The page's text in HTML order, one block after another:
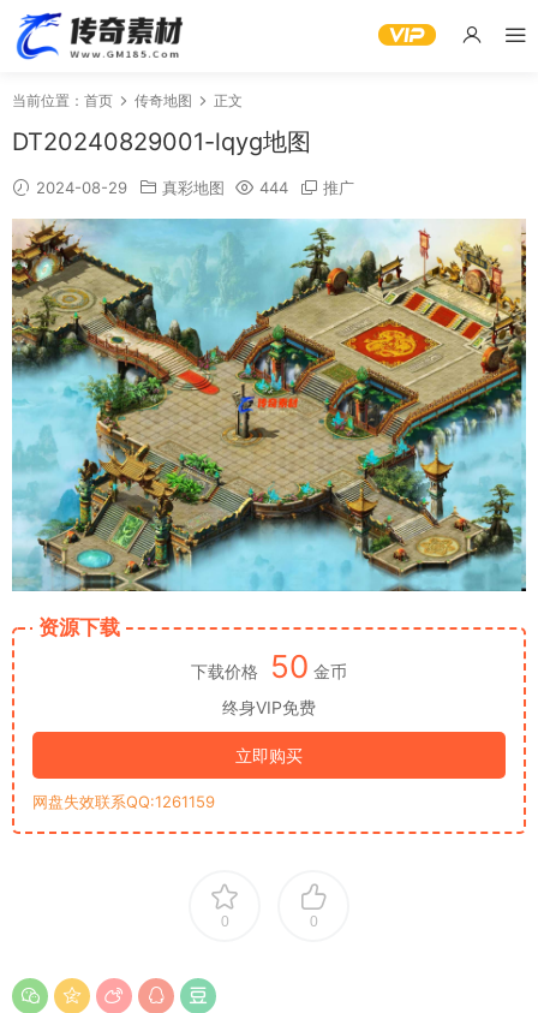
当前位置： 首页 传奇地图 正文
DT20240829001-lqyg地图
2024-08-29 真彩地图 444 推广
资源下载
下载价格 50 金币
终身VIP免费
立即购买
网盘失效联系QQ:1261159
0 0